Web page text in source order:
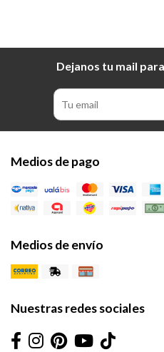
Dejanos tu mail
Medios de pago
Medios de envío
Nuestras redes sociales